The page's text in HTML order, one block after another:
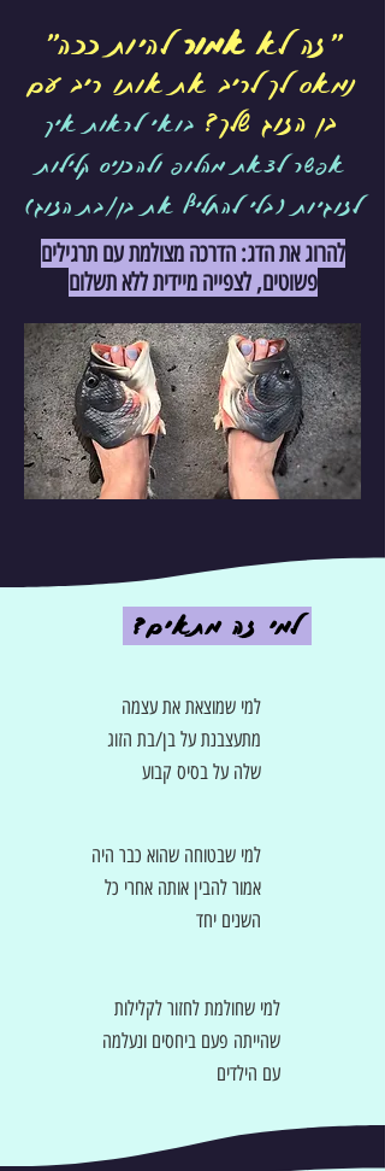
"זה לאאמורלהיות ככה"
נמאס לך לריב את אותו ריב עם
בן הזוג שלך? בואי לראות איך
אפשר לצאת מהלופ ולהכניס קלילות
לזוגיות (בלי להחליף את בן/בתהזוג)
להרוג את הדג: הדרכה מצולמת עם תרגילים
פשוטים, לצפייה מיידית ללא תשלום
למי זה מתאים?
למי שמוצאת את עצמה
מתעצבנת על בן/בת הזוג
שלה על בסיס קבוע
למי שבטוחה שהוא כבר היה
אמור להבין אותה אחרי כל
השנים יחד
למי שחולמת לחזור לקלילות
שהייתה פעם ביחסים ונעלמה
עם הילדים